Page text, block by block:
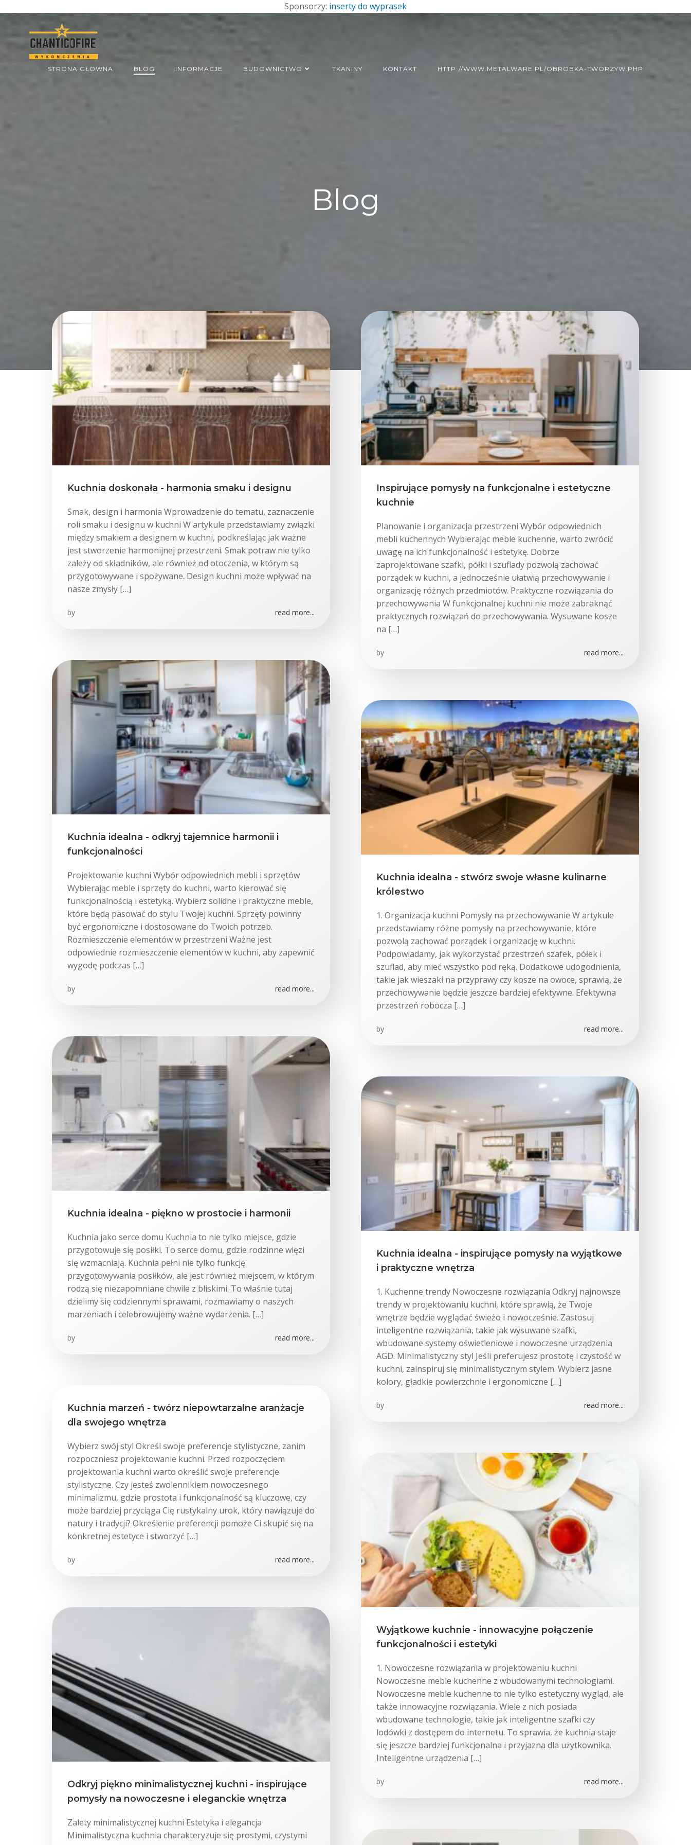
Sponsorzy: inserty do wyprasek
content
STRONA GŁOWNA BLOG INFORMACJE BUDOWNICTWO TKANINY KONTAKT HTTP://WWW.METALWARE.PL/OBROBKA-TWORZYW.PHP
Blog
Kuchnia doskonała - harmonia smaku i designu
Smak, design i harmonia Wprowadzenie do tematu, zaznaczenie
roli smaku i designu w kuchni W artykule przedstawiamy związki
między smakiem a designem w kuchni, podkreślając jak ważne
jest stworzenie harmonijnej przestrzeni. Smak potraw nie tylko
zależy od składników, ale również od otoczenia, w którym są
przygotowywane i spożywane. Design kuchni może wpływać na
nasze zmysły […]
by read more...
Inspirujące pomysły na funkcjonalne i estetyczne
kuchnie
Planowanie i organizacja przestrzeni Wybór odpowiednich
mebli kuchennych Wybierając meble kuchenne, warto zwrócić
uwagę na ich funkcjonalność i estetykę. Dobrze
zaprojektowane szafki, półki i szuflady pozwolą zachować
porządek w kuchni, a jednocześnie ułatwią przechowywanie i
organizację różnych przedmiotów. Praktyczne rozwiązania do
przechowywania W funkcjonalnej kuchni nie może zabraknąć
praktycznych rozwiązań do przechowywania. Wysuwane kosze
na […]
by read more...
Kuchnia idealna - odkryj tajemnice harmonii i
funkcjonalności
Projektowanie kuchni Wybór odpowiednich mebli i sprzętów
Wybierając meble i sprzęty do kuchni, warto kierować się
funkcjonalnością i estetyką. Wybierz solidne i praktyczne meble,
które będą pasować do stylu Twojej kuchni. Sprzęty powinny
być ergonomiczne i dostosowane do Twoich potrzeb.
Rozmieszczenie elementów w przestrzeni Ważne jest
odpowiednie rozmieszczenie elementów w kuchni, aby zapewnić
wygodę podczas […]
by read more...
Kuchnia idealna - stwórz swoje własne kulinarne
królestwo
1. Organizacja kuchni Pomysły na przechowywanie W artykule
przedstawiamy różne pomysły na przechowywanie, które
pozwolą zachować porządek i organizację w kuchni.
Podpowiadamy, jak wykorzystać przestrzeń szafek, półek i
szuflad, aby mieć wszystko pod ręką. Dodatkowe udogodnienia,
takie jak wieszaki na przyprawy czy kosze na owoce, sprawią, że
przechowywanie będzie jeszcze bardziej efektywne. Efektywna
przestrzeń robocza […]
by read more...
Kuchnia idealna - piękno w prostocie i harmonii
Kuchnia jako serce domu Kuchnia to nie tylko miejsce, gdzie
przygotowuje się posiłki. To serce domu, gdzie rodzinne więzi
się wzmacniają. Kuchnia pełni nie tylko funkcję
przygotowywania posiłków, ale jest również miejscem, w którym
rodzą się niezapomniane chwile z bliskimi. To właśnie tutaj
dzielimy się codziennymi sprawami, rozmawiamy o naszych
marzeniach i celebrowujemy ważne wydarzenia. […]
by read more...
Kuchnia idealna - inspirujące pomysły na wyjątkowe
i praktyczne wnętrza
1. Kuchenne trendy Nowoczesne rozwiązania Odkryj najnowsze
trendy w projektowaniu kuchni, które sprawią, że Twoje
wnętrze będzie wyglądać świeżo i nowocześnie. Zastosuj
inteligentne rozwiązania, takie jak wysuwane szafki,
wbudowane systemy oświetleniowe i nowoczesne urządzenia
AGD. Minimalistyczny styl Jeśli preferujesz prostotę i czystość w
kuchni, zainspiruj się minimalistycznym stylem. Wybierz jasne
kolory, gładkie powierzchnie i ergonomiczne […]
by read more...
Kuchnia marzeń - twórz niepowtarzalne aranżacje
dla swojego wnętrza
Wybierz swój styl Określ swoje preferencje stylistyczne, zanim
rozpoczniesz projektowanie kuchni. Przed rozpoczęciem
projektowania kuchni warto określić swoje preferencje
stylistyczne. Czy jesteś zwolennikiem nowoczesnego
minimalizmu, gdzie prostota i funkcjonalność są kluczowe, czy
może bardziej przyciąga Cię rustykalny urok, który nawiązuje do
natury i tradycji? Określenie preferencji pomoże Ci skupić się na
konkretnej estetyce i stworzyć […]
by read more...
Wyjątkowe kuchnie - innowacyjne połączenie
funkcjonalności i estetyki
1. Nowoczesne rozwiązania w projektowaniu kuchni
Nowoczesne meble kuchenne z wbudowanymi technologiami.
Nowoczesne meble kuchenne to nie tylko estetyczny wygląd, ale
także innowacyjne rozwiązania. Wiele z nich posiada
wbudowane technologie, takie jak inteligentne szafki czy
lodówki z dostępem do internetu. To sprawia, że kuchnia staje
się jeszcze bardziej funkcjonalna i przyjazna dla użytkownika.
Inteligentne urządzenia […]
by read more...
Odkryj piękno minimalistycznej kuchni - inspirujące
pomysły na nowoczesne i eleganckie wnętrza
Zalety minimalistycznej kuchni Estetyka i elegancja
Minimalistyczna kuchnia charakteryzuje się prostymi, czystymi